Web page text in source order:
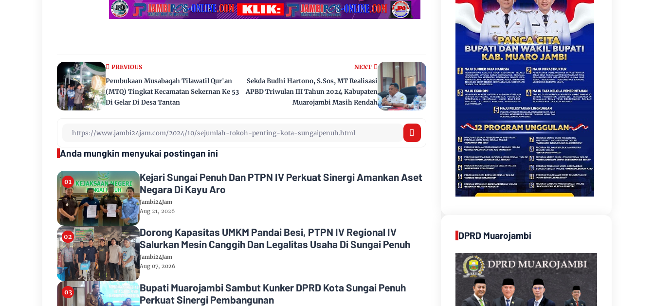
NEXT
Sekda Budhi Hartono, S.Sos, MT Realisasi
APBD Triwulan III Tahun 2024 Kabupaten
Muarojambi Masih Rendah
PREVIOUS
Pembukaan Musabaqah Tilawatil Qur'an
(MTQ) Tingkat Kecamatan Sekernan Ke 53
Di Gelar Di Desa Tantan
Anda mungkin menyukai postingan ini
Kejari Sungai Penuh Dan PTPN IV Perkuat Sinergi Amankan Aset
Negara Di Kayu Aro
Jambi24Jam
Aug 21, 2026
Dorong Kapasitas UMKM Pandai Besi, PTPN IV Regional IV
Salurkan Mesin Canggih Dan Legalitas Usaha Di Sungai Penuh
Jambi24Jam
Aug 07, 2026
Bupati Muarojambi Sambut Kunker DPRD Kota Sungai Penuh
Perkuat Sinergi Pembangunan
DPRD Muarojambi